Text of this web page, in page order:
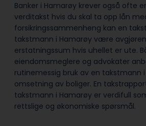
Banker i Hamarøy krever også ofte
verditakst hvis du skal ta opp lån
forsikringssammenheng kan en
takstmann i Hamarøy være
erstatningssum hvis uhellet er ute.
eiendomsmeglere og advokater
rutinemessig bruk av en takstmann
omsetning av boliger. En
takstmann i Hamarøy er verdifull
rettslige og økonomiske spørsmål.